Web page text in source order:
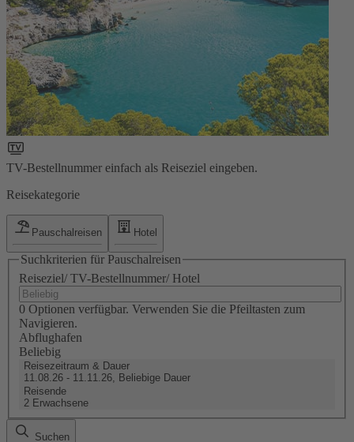
TV-Bestellnummer einfach als Reiseziel eingeben.
Reisekategorie
Pauschalreisen Hotel
Suchkriterien für Pauschalreisen
Reiseziel/ TV-Bestellnummer/ Hotel
0 Optionen verfügbar. Verwenden Sie die Pfeiltasten zum
Navigieren.
Abflughafen
Beliebig
Reisezeitraum & Dauer
11.08.26 - 11.11.26, Beliebige Dauer
Reisende
2 Erwachsene
Suchen